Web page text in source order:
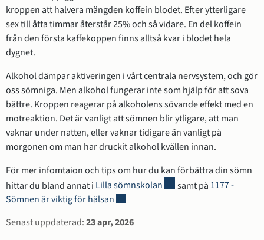
kroppen att halvera mängden koffein blodet. Efter ytterligare
sex till åtta timmar återstår 25% och så vidare. En del koffein
från den första kaffekoppen finns alltså kvar i blodet hela
dygnet.
Alkohol dämpar aktiveringen i vårt centrala nervsystem, och gör
oss sömniga. Men alkohol fungerar inte som hjälp för att sova
bättre. Kroppen reagerar på alkoholens sövande effekt med en
motreaktion. Det är vanligt att sömnen blir ytligare, att man
vaknar under natten, eller vaknar tidigare än vanligt på
morgonen om man har druckit alkohol kvällen innan.
För mer infomtaion och tips om hur du kan förbättra din sömn
hittar du bland annat i Lilla sömnskolan Länk till annan
samt på 1177 -
Sömnen är viktig för hälsan
Sidinformation
Senast uppdaterad:23 apr, 2026